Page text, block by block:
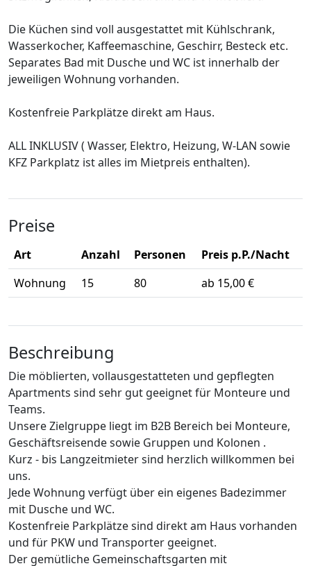
Die Küchen sind voll ausgestattet mit Kühlschrank,
Wasserkocher, Kaffeemaschine, Geschirr, Besteck etc.
Separates Bad mit Dusche und WC ist innerhalb der
jeweiligen Wohnung vorhanden.
Kostenfreie Parkplätze direkt am Haus.
ALL INKLUSIV ( Wasser, Elektro, Heizung, W-LAN sowie
KFZ Parkplatz ist alles im Mietpreis enthalten).
Preise
Art Anzahl Personen
Preis p.P./Nacht
Wohnung
15 80 ab 15,00 €
Beschreibung
Die möblierten, vollausgestatteten und gepflegten
Apartments sind sehr gut geeignet für Monteure und
Teams.
Unsere Zielgruppe liegt im B2B Bereich bei Monteure,
Geschäftsreisende sowie Gruppen und Kolonen .
Kurz - bis Langzeitmieter sind herzlich willkommen bei
uns.
Jede Wohnung verfügt über ein eigenes Badezimmer
mit Dusche und WC.
Kostenfreie Parkplätze sind direkt am Haus vorhanden
und für PKW und Transporter geeignet.
Der gemütliche Gemeinschaftsgarten mit